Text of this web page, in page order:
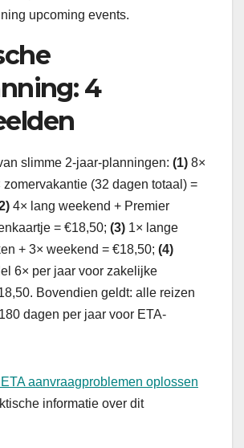
upcoming events.
4
slimme 2-jaar-planningen: (1) 8×
(32 dagen totaal) =
4× lang weekend + Premier
= €18,50; (3) 1× lange
+ 3× weekend = €18,50; (4)
6× per jaar voor zakelijke
Bovendien geldt: alle reizen
dagen per jaar voor ETA-
aanvraagproblemen oplossen
informatie over dit